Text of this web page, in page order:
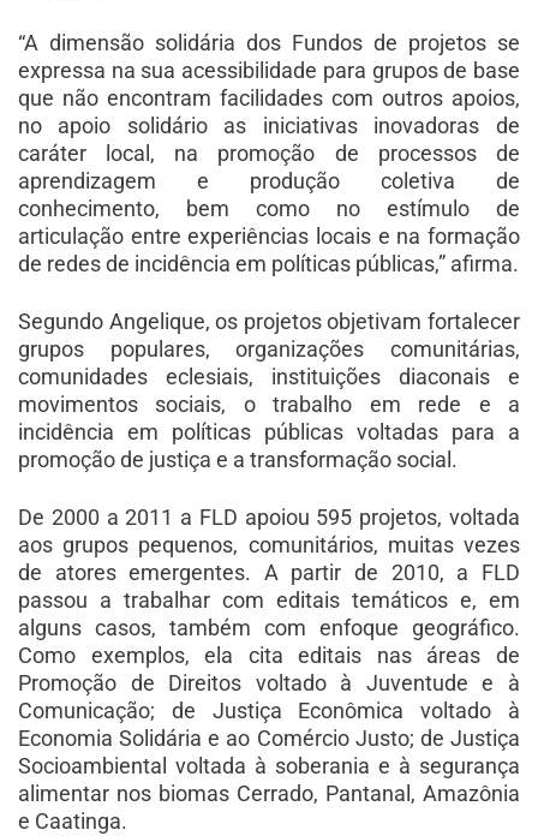
“A dimensão solidária dos Fundos de projetos se
expressa na sua acessibilidade para grupos de base
que não encontram facilidades com outros apoios,
no apoio solidário as iniciativas inovadoras de
caráter local, na promoção de processos de
aprendizagem e produção coletiva de
conhecimento, bem como no estímulo de
articulação entre experiências locais e na formação
de redes de incidência em políticas públicas,” afirma.
Segundo Angelique, os projetos objetivam fortalecer
grupos populares, organizações comunitárias,
comunidades eclesiais, instituições diaconais e
movimentos sociais, o trabalho em rede e a
incidência em políticas públicas voltadas para a
promoção de justiça e a transformação social.
De 2000 a 2011 a FLD apoiou 595 projetos, voltada
aos grupos pequenos, comunitários, muitas vezes
de atores emergentes. A partir de 2010, a FLD
passou a trabalhar com editais temáticos e, em
alguns casos, também com enfoque geográfico.
Como exemplos, ela cita editais nas áreas de
Promoção de Direitos voltado à Juventude e à
Comunicação; de Justiça Econômica voltado à
Economia Solidária e ao Comércio Justo; de Justiça
Socioambiental voltada à soberania e à segurança
alimentar nos biomas Cerrado, Pantanal, Amazônia
e Caatinga.